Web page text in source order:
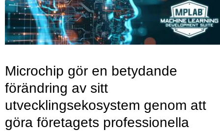
Microchip gör en betydande
förändring av sitt
utvecklingsekosystem genom att
göra företagets professionella